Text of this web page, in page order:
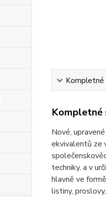
Kompletné
Kompletné
Nové,
ekvivalentů ze
techniky, a v
hlavně ve
listiny,